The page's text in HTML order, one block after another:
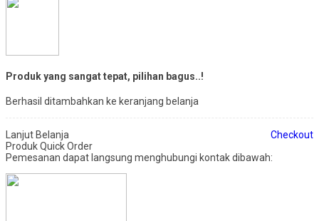
Produk yang sangat tepat, pilihan bagus..!
Berhasil ditambahkan ke keranjang belanja
Lanjut Belanja
Checkout
Produk Quick Order
Pemesanan dapat langsung menghubungi kontak dibawah: